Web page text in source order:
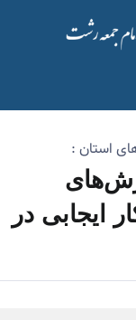
استان :
ایجابی در